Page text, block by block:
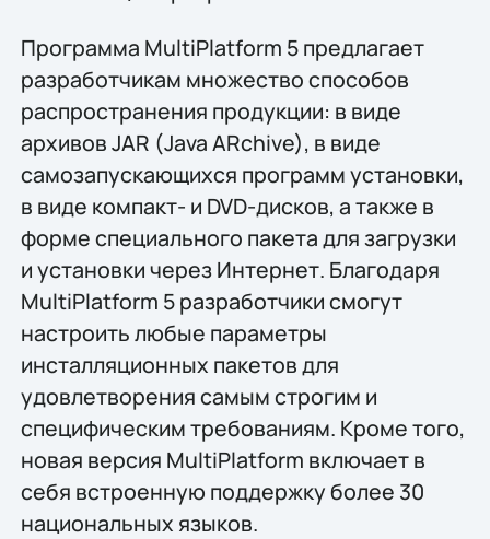
Программа MultiPlatform 5 предлагает
разработчикам множество способов
распространения продукции: в виде
архивов JAR (Java ARchive), в виде
самозапускающихся программ установки,
в виде компакт- и DVD-дисков, а также в
форме специального пакета для загрузки
и установки через Интернет. Благодаря
MultiPlatform 5 разработчики смогут
настроить любые параметры
инсталляционных пакетов для
удовлетворения самым строгим и
специфическим требованиям. Кроме того,
новая версия MultiPlatform включает в
себя встроенную поддержку более 30
национальных языков.